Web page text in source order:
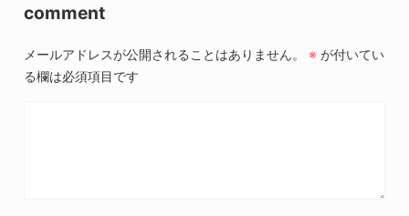
comment
メールアドレスが公開されることはありません。 ※ が付いてい
る欄は必須項目です